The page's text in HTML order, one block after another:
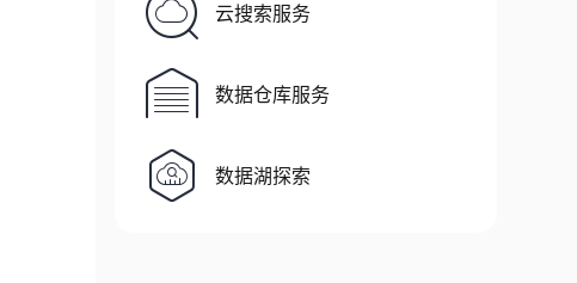
云搜索服务
数据仓库服务
数据湖探索